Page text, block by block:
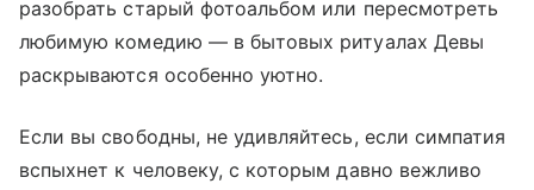
разобрать старый фотоальбом или пересмотреть
любимую комедию — в бытовых ритуалах Девы
раскрываются особенно уютно.
Если вы свободны, не удивляйтесь, если симпатия
вспыхнет к человеку, с которым давно вежливо